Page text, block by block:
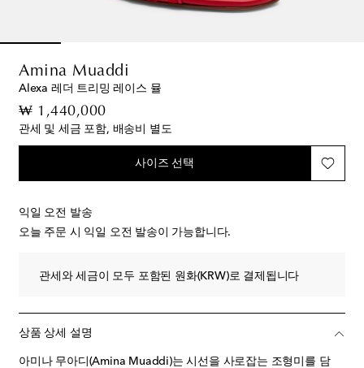
Amina Muaddi
Alexa 레더 트리밍 레이스 뮬
₩ 1,440,000original price
관세 및 세금 포함, 배송비 별도
사이즈 선택
익일 오전 발송
오늘 주문 시 익일 오전 발송이 가능합니다.
관세와 세금이 모두 포함된 원화(KRW)로 결제됩니다
상품 상세 설명
아미나 무아디(Amina Muaddi)는 시선을 사로잡는 조형미를 담